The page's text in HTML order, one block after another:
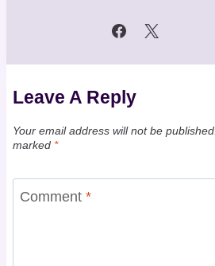
Leave A Reply
Your email address will not be published.
marked *
Comment *